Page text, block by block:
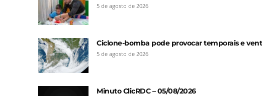
5 de agosto de 2026
Ciclone-bomba pode provocar temporais e
5 de agosto de 2026
Minuto ClicRDC – 05/08/2026